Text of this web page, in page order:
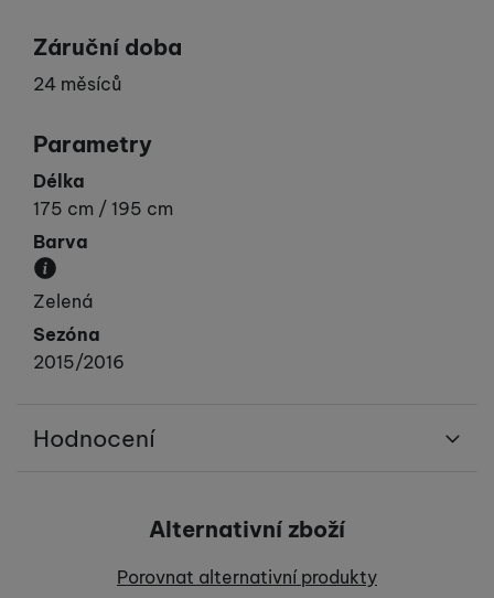
Záruční doba
24 měsíců
Parametry
Délka
175 cm / 195 cm
Barva
Převládající barva výrobku.
Zelená
Sezóna
2015/2016
Hodnocení
Recenze
Alternativní zboží
Porovnat alternativní produkty